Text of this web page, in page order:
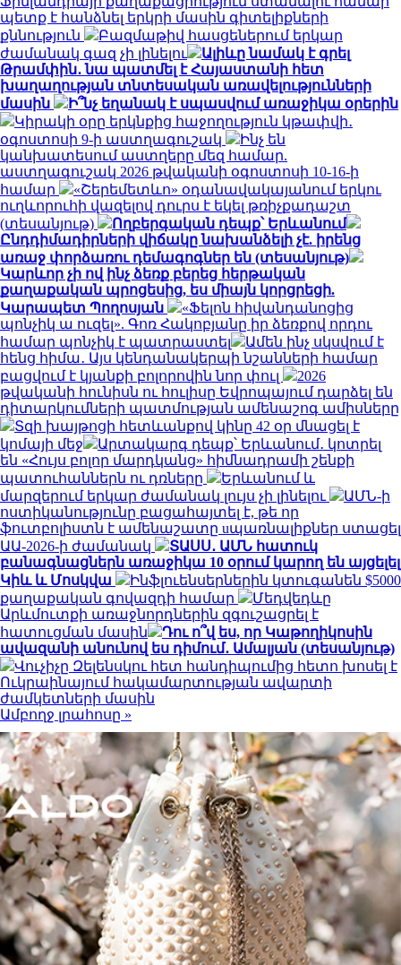
պետք է հանձնել երկրի մասին գիտելիքների
քննություն
Բազմաթիվ հասցեներում երկար
ժամանակ գազ չի լինելու
Ալիևը նամակ է գրել
Թրամփին․ նա պատմել է Հայաստանի հետ
խաղաղության տնտեսական առավելությունների
մասին
Ի՞նչ եղանակ է սպասվում առաջիկա օրերին
Կիրակի օրը երկնքից հաջողություն կթափվի․
օգոստոսի 9-ի աստղագուշակ
Ինչ են
կանխատեսում աստղերը մեզ համար.
աստղագուշակ 2026 թվականի օգոստոսի 10-16-ի
համար
«Շերեմետևո» օդանավակայանում երկու
ուղևորուհի վազելով դուրս է եկել թռիչքադաշտ
(տեսանյութ)
Ողբերգական դեպք՝ Երևանում
Ընդդիմադիրների վիճակը նախանձելի չէ. իրենց
առաջ փորձառու դեմագոգներ են (տեսանյութ)
Կարևոր չի ով ինչ ձեռք բերեց հերթական
քաղաքական պրոցեսից, ես միայն կորցրեցի.
Կարապետ Պողոսյան
«Ֆելոն հիվանդանոցից
պոնչիկ ա ուզել». Գոռ Հակոբյանը իր ձեռքով որդու
համար պոնչիկ է պատրաստել
Ամեն ինչ սկսվում է
հենց հիմա․ Այս կենդանակերպի նշանների համար
բացվում է կյանքի բոլորովին նոր փուլ
2026
թվականի հունիսն ու հուլիսը Եվրոպայում դարձել են
դիտարկումների պատմության ամենաշոգ ամիսները
Տզի խայթոցի հետևանքով կինը 42 օր մնացել է
կոմայի մեջ
Արտակարգ դեպք՝ Երևանում․ կոտրել
են «Հույս բոլոր մարդկանց» հիմնադրամի շենքի
պատուհաններն ու դռները
Երևանում և
մարզերում երկար ժամանակ լույս չի լինելու
ԱՄՆ-ի
ոստիկանությունը բացահայտել է, թե որ
ֆուտբոլիստն է ամենաշատը uպառնալիքներ ստացել
ԱԱ-2026-ի ժամանակ
ՏԱՍՍ․ ԱՄՆ հատուկ
բանագնացներն առաջիկա 10 օրում կարող են այցելել
Կիև և Մոսկվա
Ինֆլուենսերներին կտուգանեն $5000
քաղաքական գովազդի համար
Մեդվեդևը
Արևմուտքի առաջնորդներին զգուշացրել է
հատուցման մասին
Դու ո՞վ ես, որ Կաթողիկոսին
ավազանի անունով ես դիմում․ Ամալյան (տեսանյութ)
Վուչիչը Զելենսկու հետ հանդիպումից հետո խոսել է
Ուկրաինայում հակամարտության ավարտի
ժամկետների մասին
Ամբողջ լրահոսը »